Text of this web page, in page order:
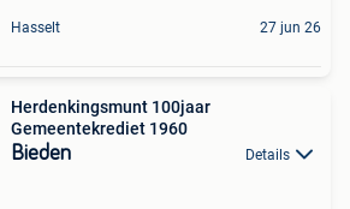
Hasselt 27 jun 26
Herdenkingsmunt 100jaar
Gemeentekrediet 1960
Bieden Details